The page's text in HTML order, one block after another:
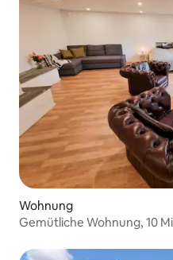
Wohnung
Gemütliche Wohnung, 10